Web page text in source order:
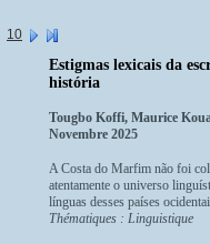
10
Estigmas lexicais da
história
Tougbo Koffi, Maurice
Novembre 2025
A Costa do Marfim não foi
atentamente o universo
línguas desses países
Thématiques : Linguistique